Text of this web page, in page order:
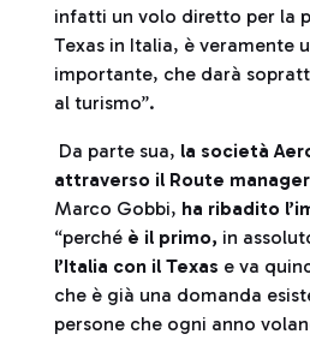
infatti un volo diretto per la
Texas in Italia, è veramente
importante, che darà
al turismo”.
Da parte sua, la società
attraverso il Route manager
Marco Gobbi, ha ribadito
“perché è il primo, in
l’Italia con il Texas e va
che è già una domanda
persone che ogni anno